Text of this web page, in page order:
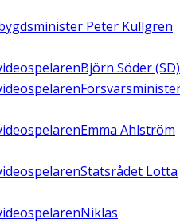
Peter Kullgren
Björn Söder (SD)
Emma Ahlström
Statsrådet Lotta
Niklas